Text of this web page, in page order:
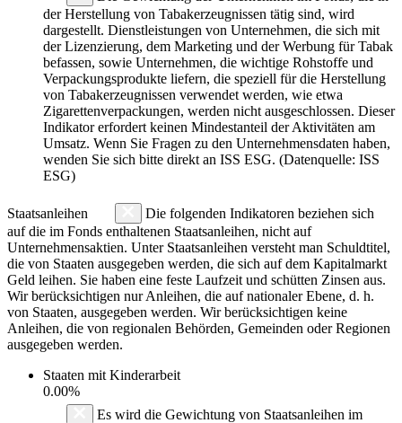
der Herstellung von Tabakerzeugnissen tätig sind, wird
dargestellt. Dienstleistungen von Unternehmen, die sich mit
der Lizenzierung, dem Marketing und der Werbung für Tabak
befassen, sowie Unternehmen, die wichtige Rohstoffe und
Verpackungsprodukte liefern, die speziell für die Herstellung
von Tabakerzeugnissen verwendet werden, wie etwa
Zigarettenverpackungen, werden nicht ausgeschlossen. Dieser
Indikator erfordert keinen Mindestanteil der Aktivitäten am
Umsatz. Wenn Sie Fragen zu den Unternehmensdaten haben,
wenden Sie sich bitte direkt an ISS ESG. (Datenquelle: ISS
ESG)
Staatsanleihen
Die folgenden Indikatoren beziehen sich
auf die im Fonds enthaltenen Staatsanleihen, nicht auf
Unternehmensaktien. Unter Staatsanleihen versteht man Schuldtitel,
die von Staaten ausgegeben werden, die sich auf dem Kapitalmarkt
Geld leihen. Sie haben eine feste Laufzeit und schütten Zinsen aus.
Wir berücksichtigen nur Anleihen, die auf nationaler Ebene, d. h.
von Staaten, ausgegeben werden. Wir berücksichtigen keine
Anleihen, die von regionalen Behörden, Gemeinden oder Regionen
ausgegeben werden.
Staaten mit Kinderarbeit
0.00%
Es wird die Gewichtung von Staatsanleihen im